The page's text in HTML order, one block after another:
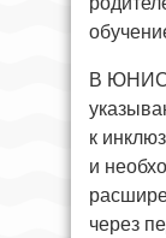
В
к
и
через